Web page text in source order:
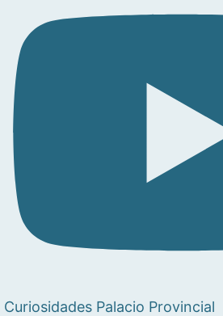
Curiosidades Palacio Provincial